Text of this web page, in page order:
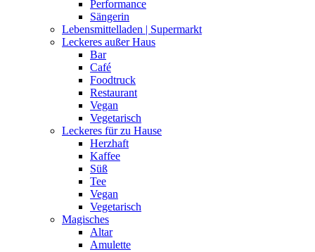
Performance
Sängerin
Lebensmittelladen | Supermarkt
Leckeres außer Haus
Bar
Café
Foodtruck
Restaurant
Vegan
Vegetarisch
Leckeres für zu Hause
Herzhaft
Kaffee
Süß
Tee
Vegan
Vegetarisch
Magisches
Altar
Amulette